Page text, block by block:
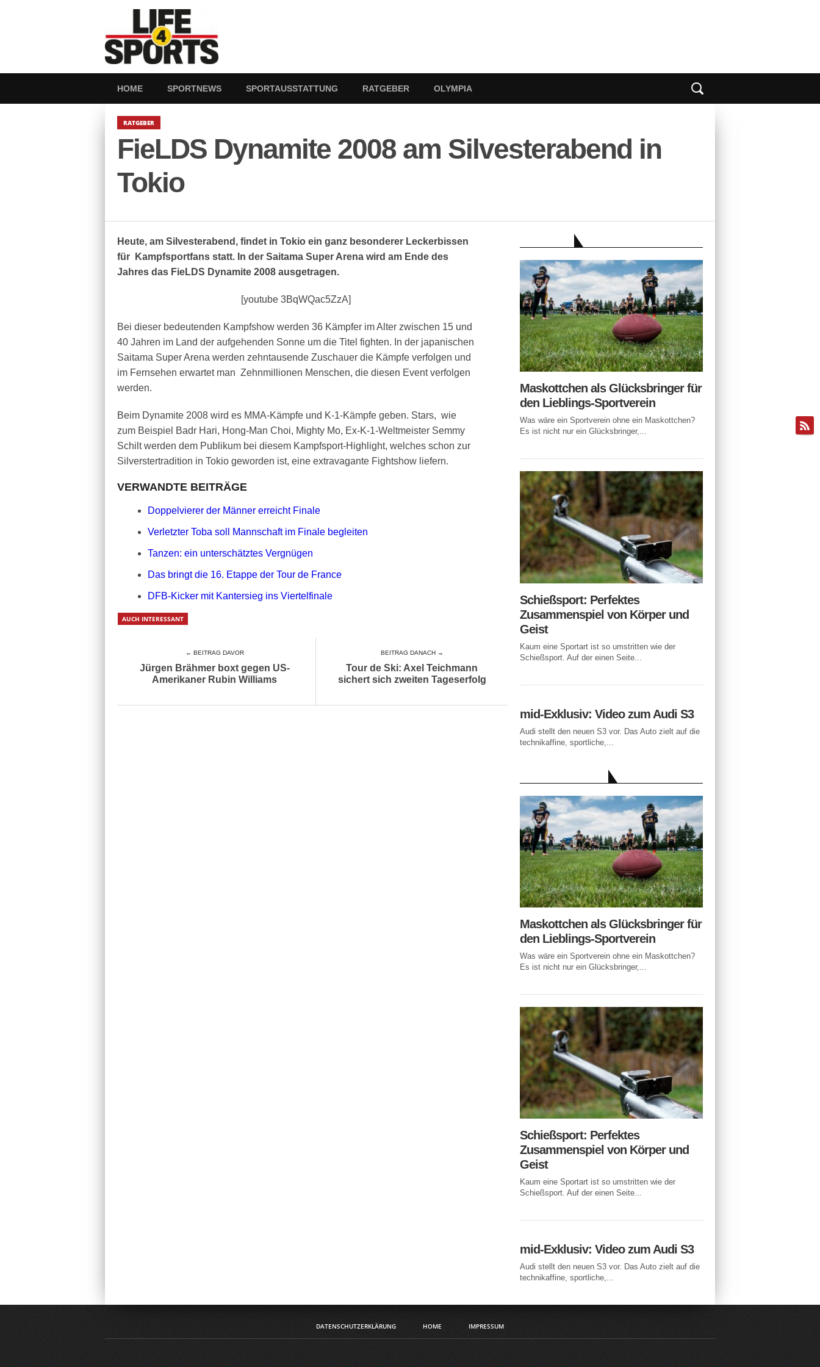
HOME SPORTNEWS SPORTAUSSTATTUNG RATGEBER OLYMPIA
RATGEBER
FieLDS Dynamite 2008 am Silvesterabend in
Tokio
Heute, am Silvesterabend, findet in Tokio ein ganz besonderer Leckerbissen
für Kampfsportfans statt. In der Saitama Super Arena wird am Ende des
Jahres das FieLDS Dynamite 2008 ausgetragen.
[youtube 3BqWQac5ZzA]
Bei dieser bedeutenden Kampfshow werden 36 Kämpfer im Alter zwischen 15 und
40 Jahren im Land der aufgehenden Sonne um die Titel fighten. In der japanischen
Saitama Super Arena werden zehntausende Zuschauer die Kämpfe verfolgen und
im Fernsehen erwartet man Zehnmillionen Menschen, die diesen Event verfolgen
werden.
Beim Dynamite 2008 wird es MMA-Kämpfe und K-1-Kämpfe geben. Stars, wie
zum Beispiel Badr Hari, Hong-Man Choi, Mighty Mo, Ex-K-1-Weltmeister Semmy
Schilt werden dem Publikum bei diesem Kampfsport-Highlight, welches schon zur
Silverstertradition in Tokio geworden ist, eine extravagante Fightshow liefern.
VERWANDTE BEITRÄGE
Doppelvierer der Männer erreicht Finale
Verletzter Toba soll Mannschaft im Finale begleiten
Tanzen: ein unterschätztes Vergnügen
Das bringt die 16. Etappe der Tour de France
DFB-Kicker mit Kantersieg ins Viertelfinale
AUCH INTERESSANT
← BEITRAG DAVOR
Jürgen Brähmer boxt gegen US-
Amerikaner Rubin Williams
BEITRAG DANACH →
Tour de Ski: Axel Teichmann
sichert sich zweiten Tageserfolg
Maskottchen als Glücksbringer für
den Lieblings-Sportverein
Was wäre ein Sportverein ohne ein Maskottchen?
Es ist nicht nur ein Glücksbringer,...
Schießsport: Perfektes
Zusammenspiel von Körper und
Geist
Kaum eine Sportart ist so umstritten wie der
Schießsport. Auf der einen Seite...
mid-Exklusiv: Video zum Audi S3
Audi stellt den neuen S3 vor. Das Auto zielt auf die
technikaffine, sportliche,...
Maskottchen als Glücksbringer für
den Lieblings-Sportverein
Was wäre ein Sportverein ohne ein Maskottchen?
Es ist nicht nur ein Glücksbringer,...
Schießsport: Perfektes
Zusammenspiel von Körper und
Geist
Kaum eine Sportart ist so umstritten wie der
Schießsport. Auf der einen Seite...
mid-Exklusiv: Video zum Audi S3
Audi stellt den neuen S3 vor. Das Auto zielt auf die
technikaffine, sportliche,...
DATENSCHUTZERKLÄRUNG HOME IMPRESSUM